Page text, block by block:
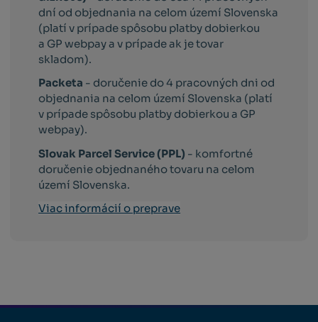
dní od objednania na celom území Slovenska
(platí v prípade spôsobu platby dobierkou
a GP webpay a v prípade ak je tovar
skladom).
Packeta - doručenie do 4 pracovných dni od
objednania na celom území Slovenska (platí
v prípade spôsobu platby dobierkou a GP
webpay).
Slovak Parcel Service (PPL) - komfortné
doručenie objednaného tovaru na celom
území Slovenska.
Viac informácií o preprave